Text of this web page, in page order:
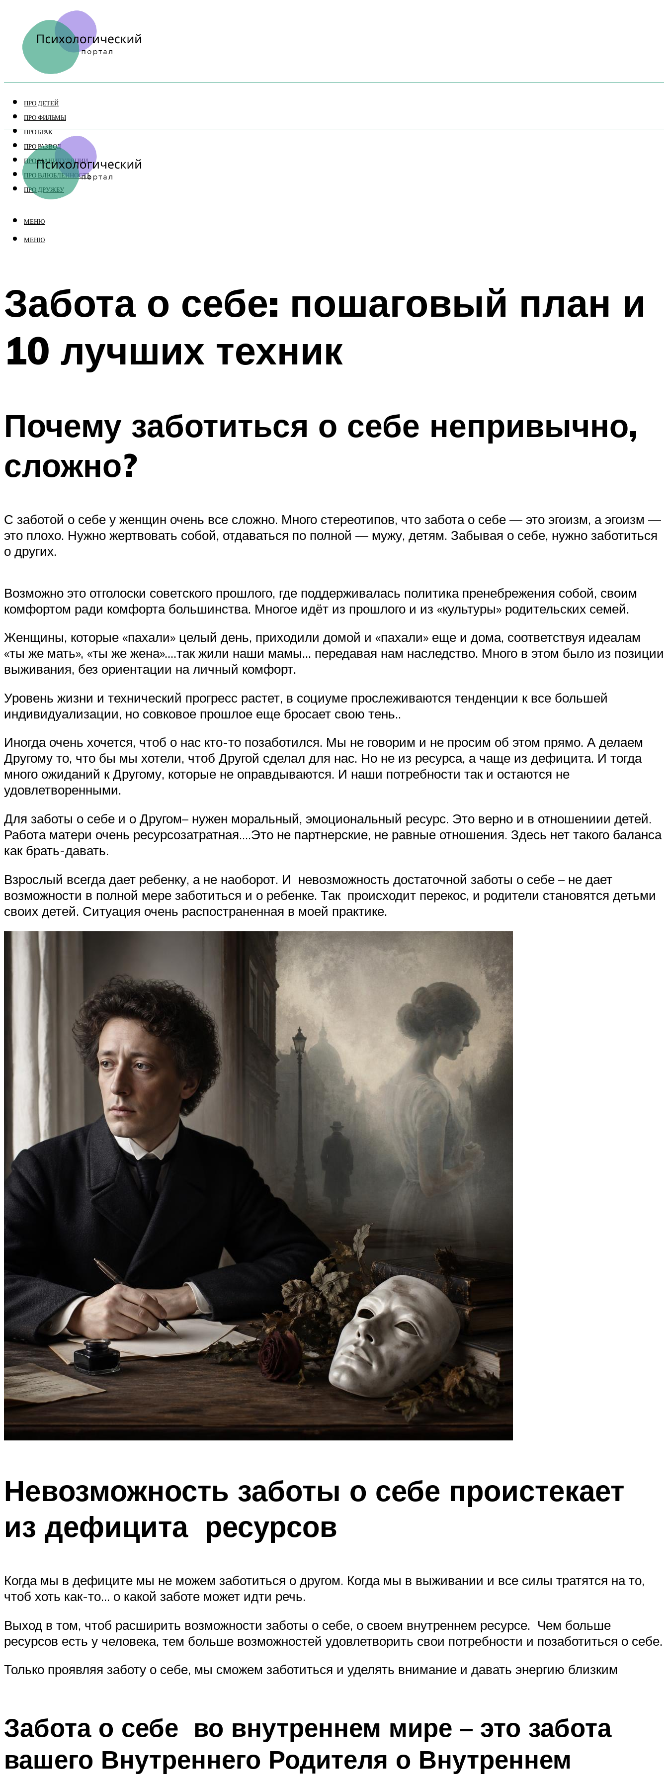
ПРО ДЕТЕЙ
ПРО ФИЛЬМЫ
ПРО БРАК
ПРО РАЗВОД
ПРО МАНИПУЛЯЦИИ
ПРО ВЛЮБЛЕННОСТЬ
ПРО ДРУЖБУ
МЕНЮ
МЕНЮ
Забота о себе: пошаговый план и
10 лучших техник
Почему заботиться о себе непривычно,
сложно?
С заботой о себе у женщин очень все сложно. Много стереотипов, что забота о себе — это эгоизм, а эгоизм —
это плохо. Нужно жертвовать собой, отдаваться по полной — мужу, детям. Забывая о себе, нужно заботиться
о других.
Возможно это отголоски советского прошлого, где поддерживалась политика пренебрежения собой, своим
комфортом ради комфорта большинства. Многое идёт из прошлого и из «культуры» родительских семей.
Женщины, которые «пахали» целый день, приходили домой и «пахали» еще и дома, соответствуя идеалам
«ты же мать», «ты же жена»….так жили наши мамы… передавая нам наследство. Много в этом было из позиции
выживания, без ориентации на личный комфорт.
Уровень жизни и технический прогресс растет, в социуме прослеживаются тенденции к все большей
индивидуализации, но совковое прошлое еще бросает свою тень..
Иногда очень хочется, чтоб о нас кто-то позаботился. Мы не говорим и не просим об этом прямо. А делаем
Другому то, что бы мы хотели, чтоб Другой сделал для нас. Но не из ресурса, а чаще из дефицита. И тогда
много ожиданий к Другому, которые не оправдываются. И наши потребности так и остаются не
удовлетворенными.
Для заботы о себе и о Другом– нужен моральный, эмоциональный ресурс. Это верно и в отношениии детей.
Работа матери очень ресурсозатратная….Это не партнерские, не равные отношения. Здесь нет такого баланса
как брать-давать.
Взрослый всегда дает ребенку, а не наоборот. И невозможность достаточной заботы о себе – не дает
возможности в полной мере заботиться и о ребенке. Так происходит перекос, и родители становятся детьми
своих детей. Ситуация очень распостраненная в моей практике.
Невозможность заботы о себе проистекает
из дефицита ресурсов
Когда мы в дефиците мы не можем заботиться о другом. Когда мы в выживании и все силы тратятся на то,
чтоб хоть как-то… о какой заботе может идти речь.
Выход в том, чтоб расширить возможности заботы о себе, о своем внутреннем ресурсе. Чем больше
ресурсов есть у человека, тем больше возможностей удовлетворить свои потребности и позаботиться о себе.
Только проявляя заботу о себе, мы сможем заботиться и уделять внимание и давать энергию близким
Забота о себе во внутреннем мире – это забота
вашего Внутреннего Родителя о Внутреннем